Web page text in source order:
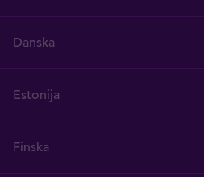
Danska
Estonija
Finska